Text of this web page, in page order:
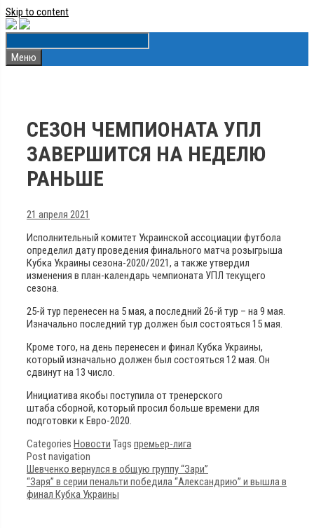
Skip to content
Меню
СЕЗОН ЧЕМПИОНАТА УПЛ
ЗАВЕРШИТСЯ НА НЕДЕЛЮ
РАНЬШЕ
21 апреля 2021
Исполнительный комитет Украинской ассоциации футбола
определил дату проведения финального матча розыгрыша
Кубка Украины сезона-2020/2021, а также утвердил
изменения в план-календарь чемпионата УПЛ текущего
сезона.
25-й тур перенесен на 5 мая, а последний 26-й тур – на 9 мая.
Изначально последний тур должен был состояться 15 мая.
Кроме того, на день перенесен и финал Кубка Украины,
который изначально должен был состояться 12 мая. Он
сдвинут на 13 число.
Инициатива якобы поступила от тренерского
штаба сборной, который просил больше времени для
подготовки к Евро-2020.
Categories Новости Tags премьер-лига
Post navigation
Шевченко вернулся в общую группу “Зари”
“Заря” в серии пенальти победила “Александрию” и вышла в
финал Кубка Украины